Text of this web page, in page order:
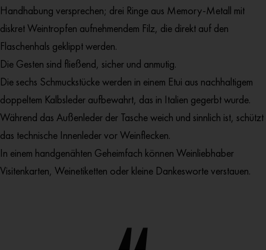
Handhabung versprechen; drei Ringe aus Memory-Metall mit
diskret Weintropfen aufnehmendem Filz, die direkt auf den
Flaschenhals geklippt werden.
Die Gesten sind fließend, sicher und anmutig.
Die sechs Schmuckstücke werden in einem Etui aus nachhaltigem
doppeltem Kalbsleder aufbewahrt, das in Italien gegerbt wurde.
Während das Außenleder der Tasche weich und sinnlich ist, schützt
das technische Innenleder vor Weinflecken.
In einem handgenähten Geheimfach können Weinliebhaber
Visitenkarten, Weinetiketten oder kleine Dankesworte verstauen.